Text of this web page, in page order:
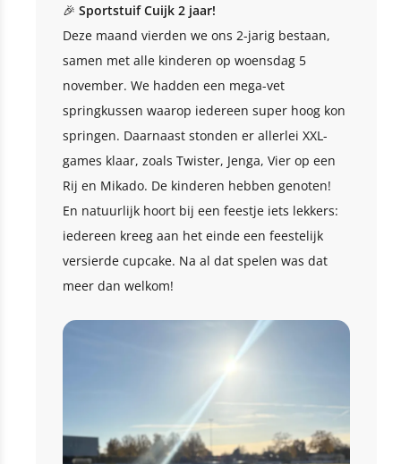
🎉 Sportstuif Cuijk 2 jaar!
Deze maand vierden we ons 2-jarig bestaan,
samen met alle kinderen op woensdag 5
november. We hadden een mega-vet
springkussen waarop iedereen super hoog kon
springen. Daarnaast stonden er allerlei XXL-
games klaar, zoals Twister, Jenga, Vier op een
Rij en Mikado. De kinderen hebben genoten!
En natuurlijk hoort bij een feestje iets lekkers:
iedereen kreeg aan het einde een feestelijk
versierde cupcake. Na al dat spelen was dat
meer dan welkom!